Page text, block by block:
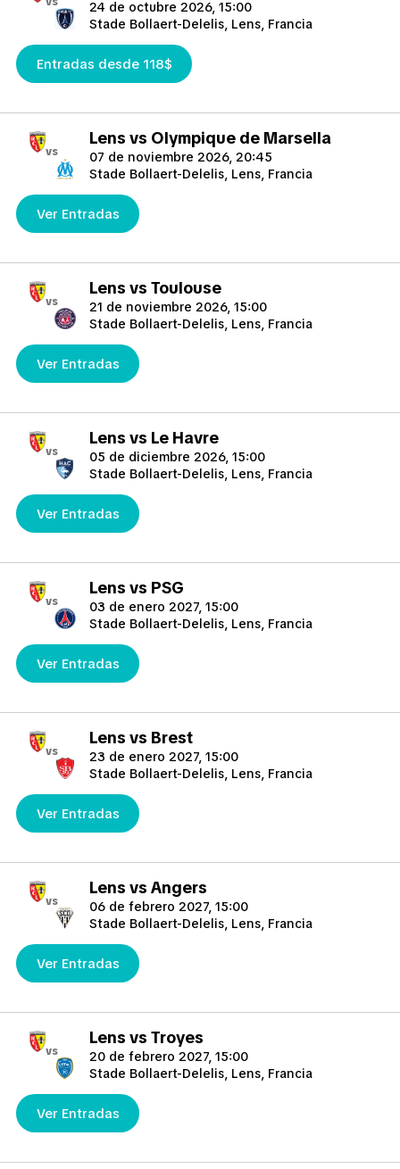
24 de octubre 2026, 15:00
Stade Bollaert-Delelis, Lens, Francia
Entradas desde 118$
vs
Lens vs Olympique de Marsella
07 de noviembre 2026, 20:45
Stade Bollaert-Delelis, Lens, Francia
Ver Entradas
vs
Lens vs Toulouse
21 de noviembre 2026, 15:00
Stade Bollaert-Delelis, Lens, Francia
Ver Entradas
vs
Lens vs Le Havre
05 de diciembre 2026, 15:00
Stade Bollaert-Delelis, Lens, Francia
Ver Entradas
vs
Lens vs PSG
03 de enero 2027, 15:00
Stade Bollaert-Delelis, Lens, Francia
Ver Entradas
vs
Lens vs Brest
23 de enero 2027, 15:00
Stade Bollaert-Delelis, Lens, Francia
Ver Entradas
vs
Lens vs Angers
06 de febrero 2027, 15:00
Stade Bollaert-Delelis, Lens, Francia
Ver Entradas
vs
Lens vs Troyes
20 de febrero 2027, 15:00
Stade Bollaert-Delelis, Lens, Francia
Ver Entradas